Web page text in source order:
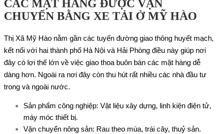
CÁC MẶT HÀNG ĐƯỢC VẬN
CHUYỂN BẰNG XE TẢI Ở MỸ HÀO
Thị Xã Mỹ Hào nằm gần các tuyến đường giao thông huyết mạch,
kết nối với hai thành phố Hà Nội và Hải Phòng điều này giúp nơi
đây có lợi thế lớn về việc giao thoa buôn bán các mặt hàng dễ
dàng hơn. Ngoài ra nơi đây còn thu hút rất nhiều các nhà đầu tư
trong và ngoài nước.
Sản phẩm công nghiệp: Vật liệu xây dựng, linh kiện điện tử,
máy móc thiết bị.
Vận chuyển nông sản: Rau theo mùa, trái cây, thuỷ sản.